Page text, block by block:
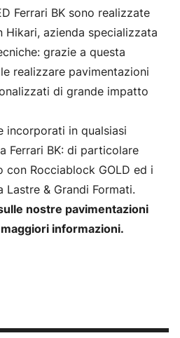
Ferrari BK sono realizzate
Hikari, azienda specializzata
grazie a questa
realizzare pavimentazioni
di grande impatto
incorporati in qualsiasi
Ferrari BK: di particolare
Rocciablock GOLD ed i
& Grandi Formati.
nostre pavimentazioni
informazioni.